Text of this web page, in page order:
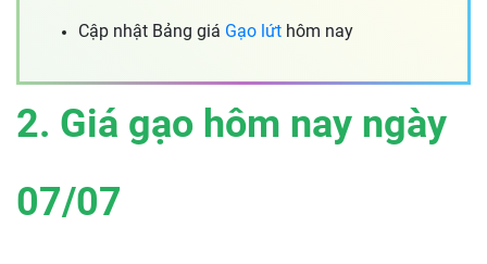
Cập nhật Bảng giá Gạo lứt hôm nay
2. Giá gạo hôm nay ngày
07/07